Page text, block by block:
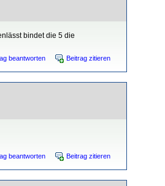
bindet die 5 die
beantworten Beitrag zitieren
beantworten Beitrag zitieren